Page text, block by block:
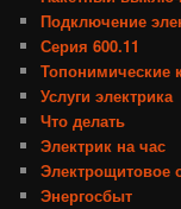
Подключение
Серия 600.11
Топонимические
Услуги электрика
Что делать
Электрик на час
Электрощитовое
Энергосбыт